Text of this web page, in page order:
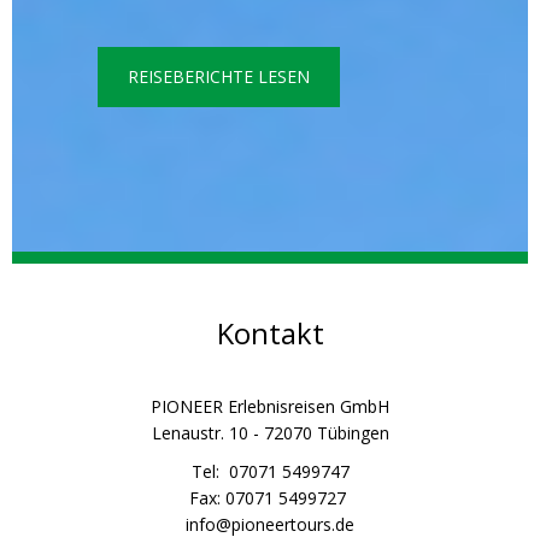
REISEBERICHTE LESEN
Kontakt
PIONEER Erlebnisreisen GmbH
Lenaustr. 10 - 72070 Tübingen
Tel: 07071 5499747
Fax: 07071 5499727
info@pioneertours.de